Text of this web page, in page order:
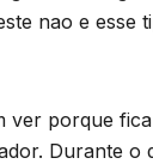
nao e esse
ver porque
Durante